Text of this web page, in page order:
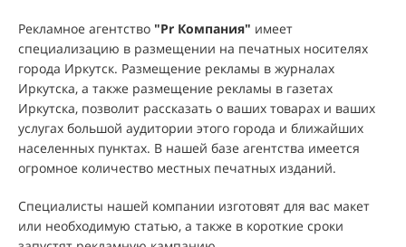
Рекламное агентство "Pr Компания" имеет
специализацию в размещении на печатных носителях
города Иркутск. Размещение рекламы в журналах
Иркутска, а также размещение рекламы в газетах
Иркутска, позволит рассказать о ваших товарах и ваших
услугах большой аудитории этого города и ближайших
населенных пунктах. В нашей базе агентства имеется
огромное количество местных печатных изданий.
Специалисты нашей компании изготовят для вас макет
или необходимую статью, а также в короткие сроки